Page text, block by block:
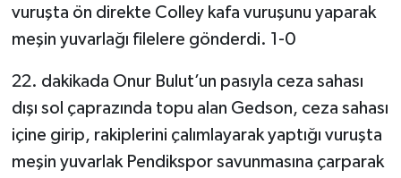
vuruşta ön direkte Colley kafa vuruşunu yaparak
meşin yuvarlağı filelere gönderdi. 1-0
22. dakikada Onur Bulut’un pasıyla ceza sahası
dışı sol çaprazında topu alan Gedson, ceza sahası
içine girip, rakiplerini çalımlayarak yaptığı vuruşta
meşin yuvarlak Pendikspor savunmasına çarparak